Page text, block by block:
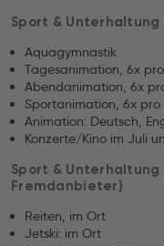
Sport &
Aquagymnastik
Tagesanimation, 6x
Abendanimation, 6x
Sportanimation, 6x pro
Animation: Deutsch,
Konzerte/Kino im Juli
Sport &
Fremdanbieter)
Reiten, im Ort
Jetski: im Ort